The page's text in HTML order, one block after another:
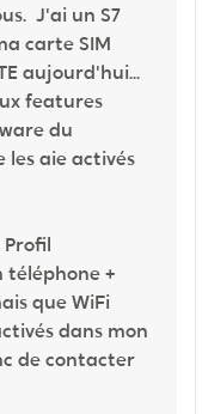
J'ai un S7
carte SIM
aujourd'hui...
features
du
aie activés
téléphone +
que WiFi
dans mon
de contacter